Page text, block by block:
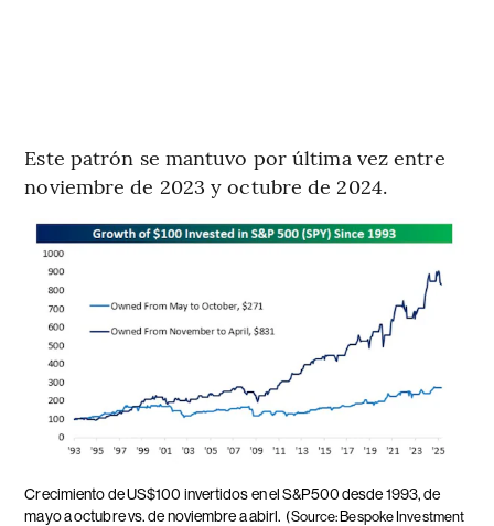
Este patrón se mantuvo por última vez entre
noviembre de 2023 y octubre de 2024.
Crecimiento de US$100 invertidos en el S&P500 desde 1993, de
mayo a octubre vs. de noviembre a abirl. (Source: Bespoke Investment